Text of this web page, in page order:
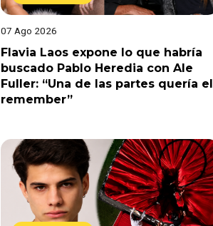
07 Ago 2026
Flavia Laos expone lo que habría
buscado Pablo Heredia con Ale
Fuller: “Una de las partes quería el
remember”